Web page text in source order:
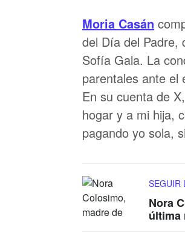
Moria Casán
del Día del Padre,
Sofía Gala. La
parentales ante el
En su cuenta de
hogar y a mi hija,
pagando yo sola,
SEGUIR
Nora
última